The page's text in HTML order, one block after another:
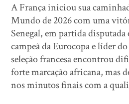
A França iniciou sua
Mundo de 2026 com uma
Senegal, em partida
campeã da Eurocopa e líder
seleção francesa encontrou
forte marcação africana, mas
nos minutos finais com a